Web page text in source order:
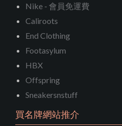
Nike - 會員免運費
Caliroots
End Clothing
Footasylum
HBX
Offspring
Sneakersnstuff
買名牌網站推介